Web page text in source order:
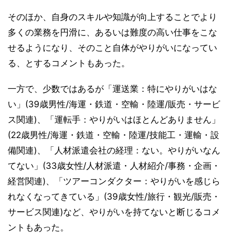
そのほか、自身のスキルや知識が向上することでより
多くの業務を円滑に、あるいは難度の高い仕事をこな
せるようになり、そのこと自体がやりがいになってい
る、とするコメントもあった。
一方で、少数ではあるが「運送業：特にやりがいはな
い」(39歳男性/海運・鉄道・空輸・陸運/販売・サービ
ス関連)、「運転手：やりがいはほとんどありません」
(22歳男性/海運・鉄道・空輸・陸運/技能工・運輸・設
備関連)、「人材派遣会社の経理：ない。やりがいなん
てない」(33歳女性/人材派遣・人材紹介/事務・企画・
経営関連)、「ツアーコンダクター：やりがいを感じら
れなくなってきている」(39歳女性/旅行・観光/販売・
サービス関連)など、やりがいを持てないと断じるコメ
ントもあった。